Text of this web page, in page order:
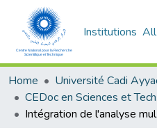
Institutions
Home
CEDoc